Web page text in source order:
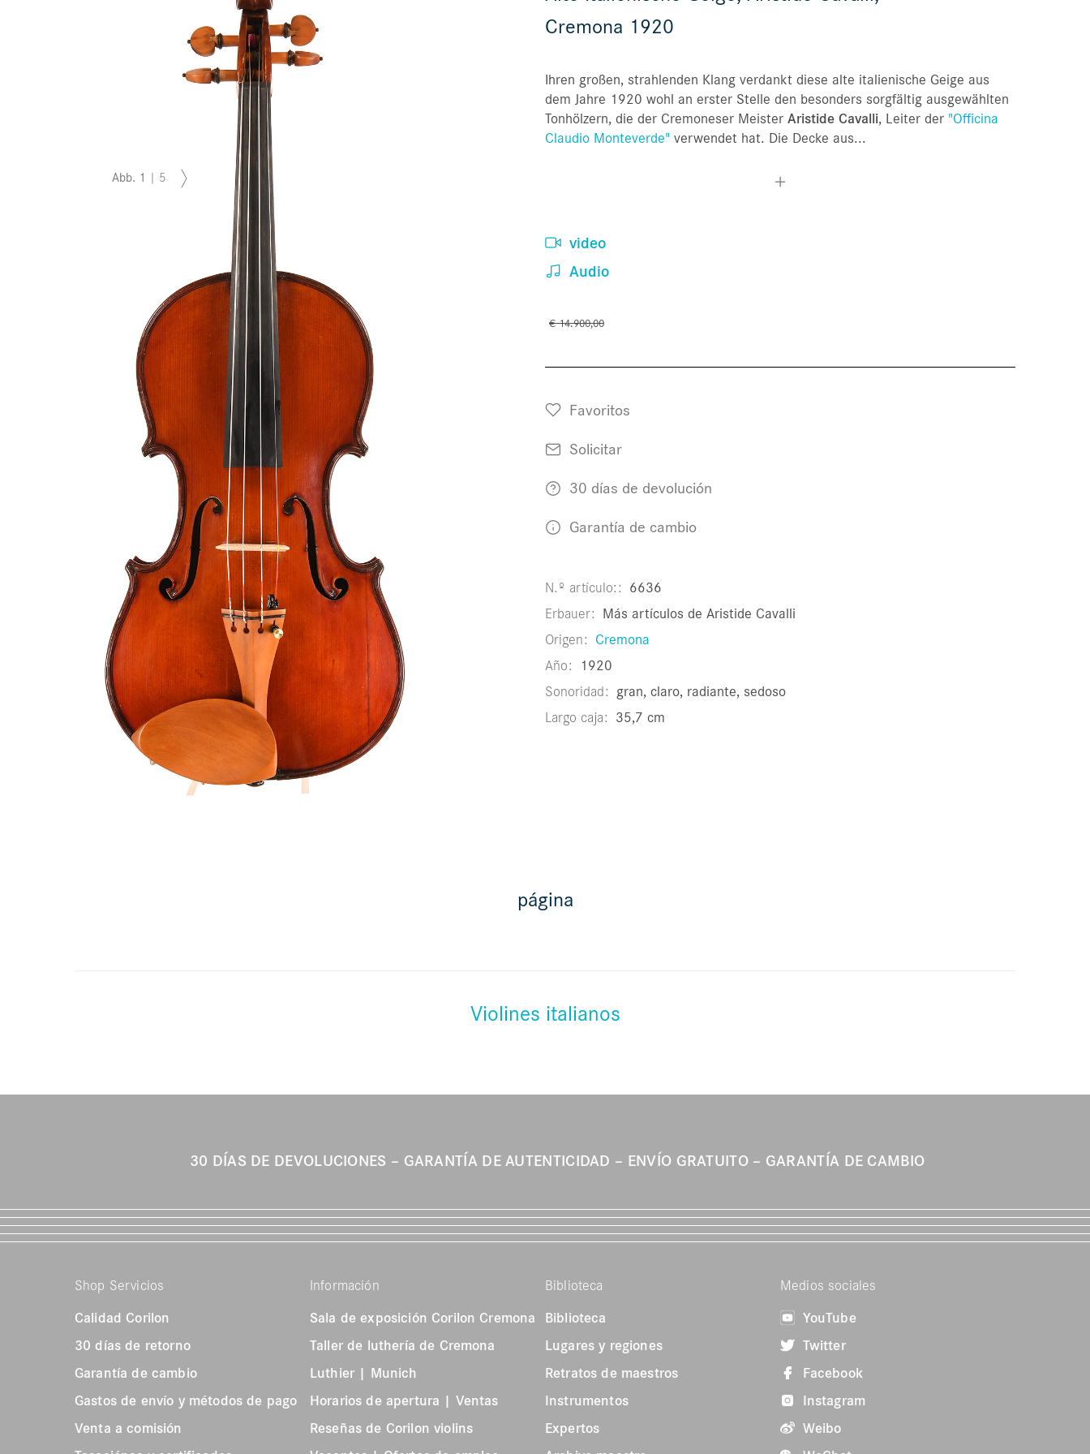
Cremona 1920
Ihren großen, strahlenden Klang verdankt diese alte italienische Geige aus
dem Jahre 1920 wohl an erster Stelle den besonders sorgfältig ausgewählten
Tonhölzern, die der Cremoneser Meister Aristide Cavalli, Leiter der "Officina
Claudio Monteverde" verwendet hat. Die Decke aus...
video
Audio
€ 14.900,00
Favoritos
Solicitar
30 días de devolución
Garantía de cambio
N.º artículo: 6636
Erbauer Más artículos de Aristide Cavalli
Origen Cremona
Año
1920
Sonoridad gran, claro, radiante, sedoso
Largo caja 35,7 cm
Abb. 1 | 5
página
Violines italianos
30 DÍAS DE DEVOLUCIONES GARANTÍA DE AUTENTICIDAD ENVÍO GRATUITO GARANTÍA DE CAMBIO
Shop Servicios
Calidad Corilon
30 días de retorno
Garantía de cambio
Gastos de envío y métodos de pago
Venta a comisión
Información
Sala de exposición Corilon Cremona
Taller de luthería de Cremona
Luthier | Munich
Horarios de apertura | Ventas
Reseñas de Corilon violins
Biblioteca
Biblioteca
Lugares y regiones
Retratos de maestros
Instrumentos
Expertos
Medios sociales
YouTube
Twitter
Facebook
Instagram
Weibo